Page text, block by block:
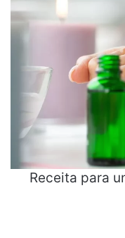
Receita para